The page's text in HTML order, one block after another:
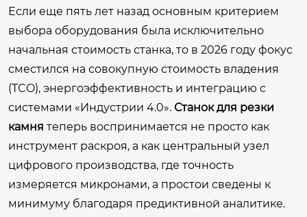
Если еще пять лет назад основным критерием
выбора оборудования была исключительно
начальная стоимость станка, то в 2026 году фокус
сместился на совокупную стоимость владения
(TCO), энергоэффективность и интеграцию с
системами «Индустрии 4.0». Станок для резки
камня теперь воспринимается не просто как
инструмент раскроя, а как центральный узел
цифрового производства, где точность
измеряется микронами, а простои сведены к
минимуму благодаря предиктивной аналитике.